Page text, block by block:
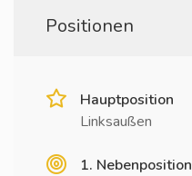
Positionen
Hauptposition
Linksaußen
1. Nebenposition